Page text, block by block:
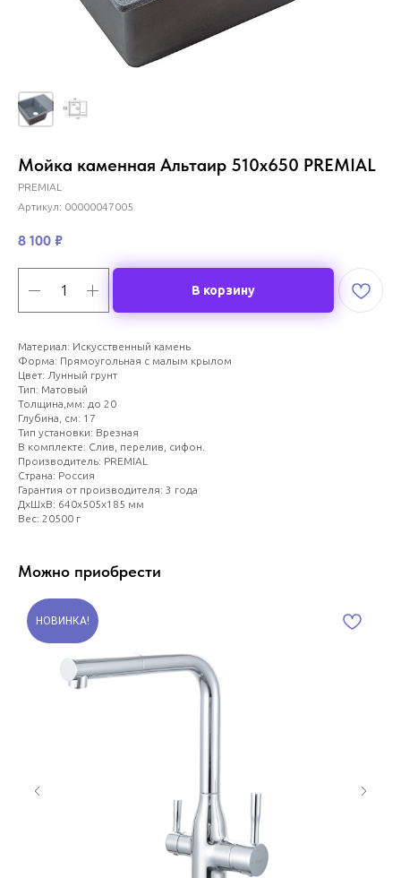
Мойка каменная Альтаир 510х650 PREMIAL
PREMIAL
Артикул: 00000047005
8 100 ₽
В корзину
Материал: Искусственный камень
Форма: Прямоугольная с малым крылом
Цвет: Лунный грунт
Тип: Матовый
Толщина,мм: до 20
Глубина, см: 17
Тип установки: Врезная
В комплекте: Слив, перелив, сифон.
Производитель: PREMIAL
Страна: Россия
Гарантия от производителя: 3 года
ДxШxВ: 640x505x185 мм
Вес: 20500 г
Можно приобрести
НОВИНКА!